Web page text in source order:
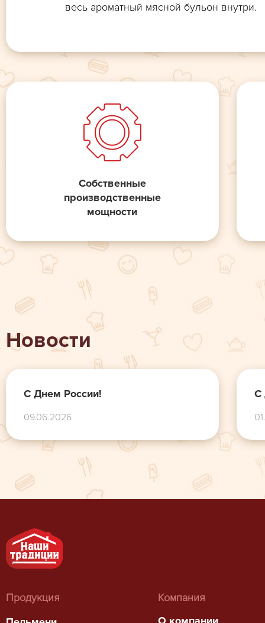
весь ароматный мясной бульон внутри.
Собственные
производственные
мощности
Новости
С Днем России!
09.06.2026
С
Продукция
Компания